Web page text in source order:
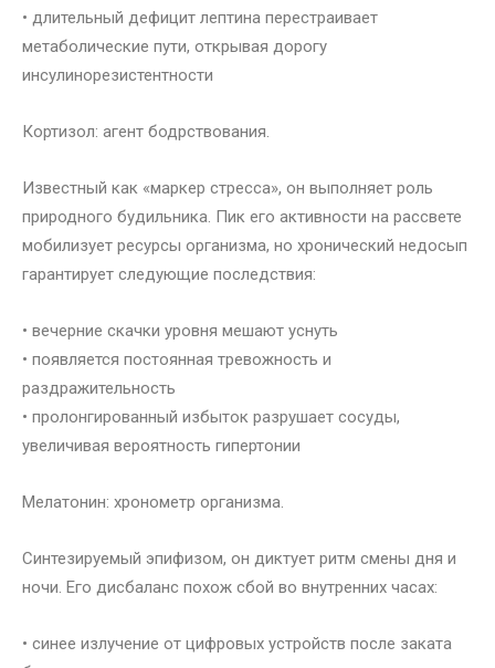
• длительный дефицит лептина перестраивает
метаболические пути, открывая дорогу
инсулинорезистентности
Кортизол: агент бодрствования.
Известный как «маркер стресса», он выполняет роль
природного будильника. Пик его активности на рассвете
мобилизует ресурсы организма, но хронический недосып
гарантирует следующие последствия:
• вечерние скачки уровня мешают уснуть
• появляется постоянная тревожность и
раздражительность
• пролонгированный избыток разрушает сосуды,
увеличивая вероятность гипертонии
Мелатонин: хронометр организма.
Синтезируемый эпифизом, он диктует ритм смены дня и
ночи. Его дисбаланс похож сбой во внутренних часах:
• синее излучение от цифровых устройств после заката